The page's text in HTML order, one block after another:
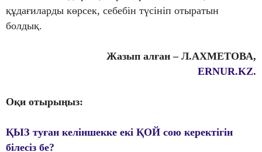
құдағиларды көрсек, себебін түсініп отыратын
болдық.
Жазып алған – Л.АХМЕТОВА,
ERNUR.KZ.
Оқи отырыңыз:
ҚЫЗ туған келіншекке екі ҚОЙ сою керектігін
білесіз бе?